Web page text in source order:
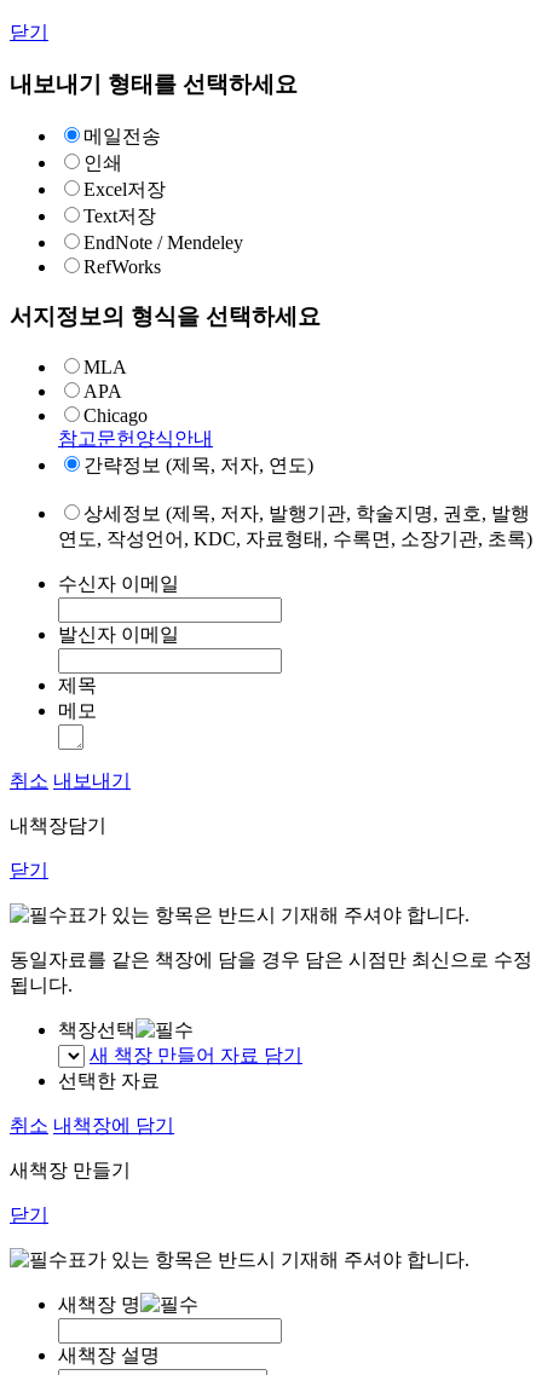
닫기
내보내기 형태를 선택하세요
메일전송
인쇄
Excel저장
Text저장
EndNote / Mendeley
RefWorks
서지정보의 형식을 선택하세요
MLA
APA
Chicago
참고문헌양식안내
간략정보 (제목, 저자, 연도)
상세정보 (제목, 저자, 발행기관, 학술지명, 권호, 발행
연도, 작성언어, KDC, 자료형태, 수록면, 소장기관, 초록)
수신자 이메일
발신자 이메일
제목
메모
취소 내보내기
내책장담기
닫기
표가 있는 항목은 반드시 기재해 주셔야 합니다.
동일자료를 같은 책장에 담을 경우 담은 시점만 최신으로 수정
됩니다.
책장선택
새 책장 만들어 자료 담기
선택한 자료
취소 내책장에 담기
새책장 만들기
닫기
표가 있는 항목은 반드시 기재해 주셔야 합니다.
새책장 명
새책장 설명